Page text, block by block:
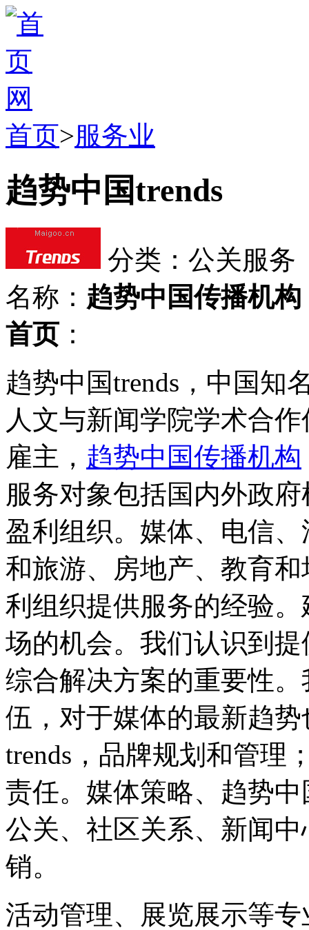
首页>服务业
趋势中国trends
分类：公关服务
名称： 趋势中国传播机构
首页 ：
趋势中国trends，中国知
人文与新闻学院学术合
雇主， 趋势中国传播机构
服务对象包括国内外政
盈利组织。媒体、电信
和旅游、房地产、教育
利组织提供服务的经验
场的机会。我们认识到
综合解决方案的重要性
伍，对于媒体的最新趋
trends，品牌规划和管理
责任。媒体策略、趋势
公关、社区关系、新闻
销。
活动管理、展览展示等